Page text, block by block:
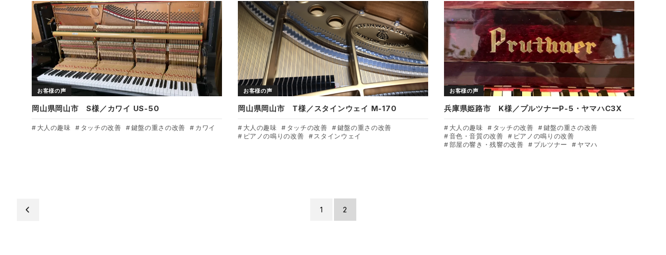
お客様の声
岡山県岡山市 S様／カワイ US-50
大人の趣味 タッチの改善 鍵盤の重さの改善 カワイ
お客様の声
岡山県岡山市 T様／スタインウェイ M-170
大人の趣味 タッチの改善
鍵盤の重さの改善
ピアノの鳴りの改善
スタインウェイ
お客様の声
兵庫県姫路市 K様／プルツナーP-5・ヤマハC3X
大人の趣味 タッチの改善
鍵盤の重さの改善
音色・音質の改善
ピアノの鳴りの改善
部屋の響き・残響の改善
プルツナー ヤマハ
1 2